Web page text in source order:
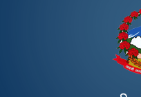
Skip to
main
content